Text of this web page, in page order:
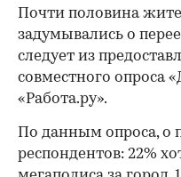
Почти половина
задумывались о
следует из
совместного опроса
«Работа.ру».
По данным опроса, о
респондентов: 22%